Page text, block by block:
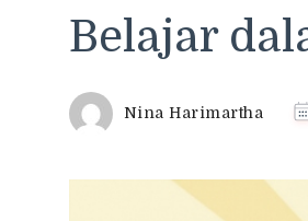
Belajar
Nina Harimartha